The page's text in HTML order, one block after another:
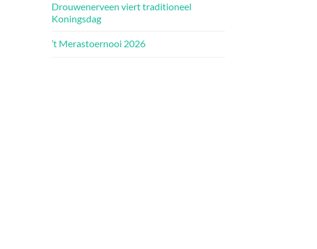
Drouwenerveen viert traditioneel
Koningsdag
’t Merastoernooi 2026